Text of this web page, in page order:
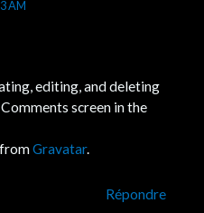
AM
editing, and deleting
screen in the
Gravatar.
Répondre